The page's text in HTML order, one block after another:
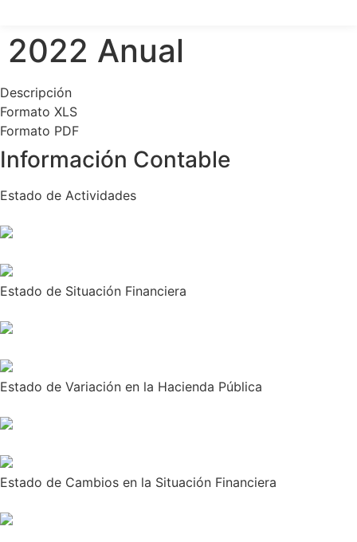
2022 Anual
Descripción
Formato XLS
Formato PDF
Información Contable
Estado de Actividades
Estado de Situación Financiera
Estado de Variación en la Hacienda Pública
Estado de Cambios en la Situación Financiera